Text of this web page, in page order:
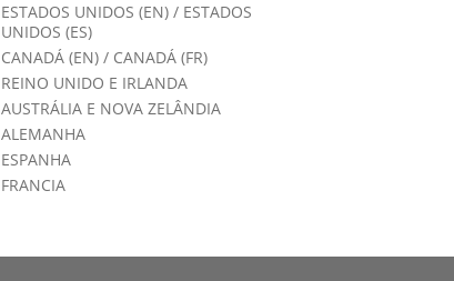
ESTADOS UNIDOS (EN)/ ESTADOS
UNIDOS (ES)
CANADÁ (EN)/ CANADÁ (FR)
REINO UNIDO E IRLANDA
AUSTRÁLIA E NOVA ZELÂNDIA
ALEMANHA
ESPANHA
FRANCIA